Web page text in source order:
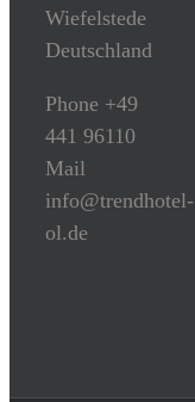
Wiefelstede
Deutschland
Phone +49
441 96110
Mail
info@trendhotel-
ol.de